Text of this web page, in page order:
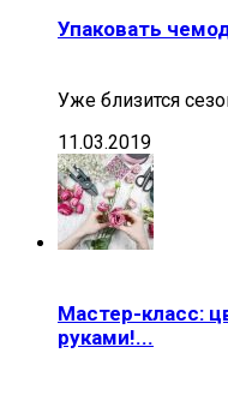
Упаковать
Уже близится
11.03.2019
Мастер-класс:
руками!...